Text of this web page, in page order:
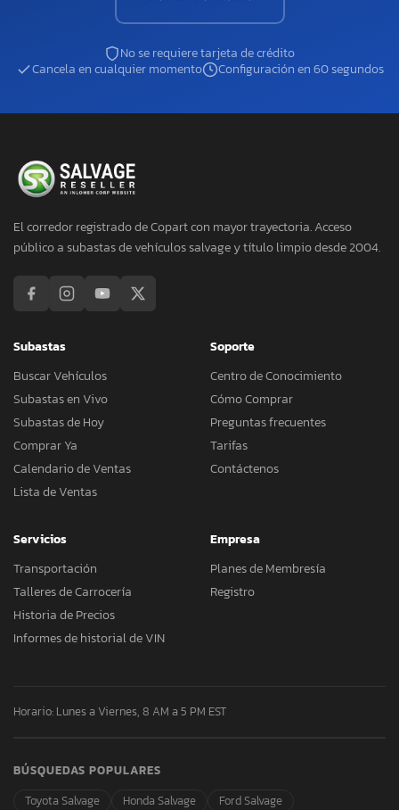
No se requiere tarjeta de crédito
Cancela en cualquier momento
Configuración en 60 segundos
El corredor registrado de Copart con mayor trayectoria. Acceso
público a subastas de vehículos salvage y título limpio desde 2004.
Subastas
Buscar Vehículos
Subastas en Vivo
Subastas de Hoy
Comprar Ya
Calendario de Ventas
Lista de Ventas
Soporte
Centro de Conocimiento
Cómo Comprar
Preguntas frecuentes
Tarifas
Contáctenos
Servicios
Transportación
Talleres de Carrocería
Historia de Precios
Informes de historial de VIN
Empresa
Planes de Membresía
Registro
Horario: Lunes a Viernes, 8 AM a 5 PM EST
BÚSQUEDAS POPULARES
Toyota Salvage
Honda Salvage Ford Salvage